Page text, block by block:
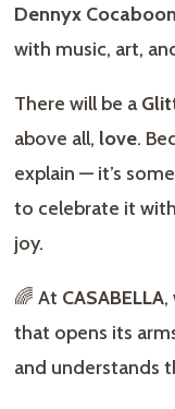
Dennyx
with music, art,
There will be a
above all, love.
explain — it’s
to celebrate it
joy.
🌈 At CASABELLA,
that opens its
and understands